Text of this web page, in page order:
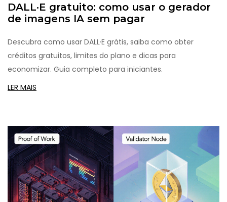
DALL·E gratuito: como usar o gerador
de imagens IA sem pagar
Descubra como usar DALL·E grátis, saiba como obter
créditos gratuitos, limites do plano e dicas para
economizar. Guia completo para iniciantes.
LER MAIS